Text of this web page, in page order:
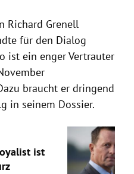
Richard Grenell
für den Dialog
ist ein enger Vertrauter
braucht er dringend
in seinem Dossier.
ist